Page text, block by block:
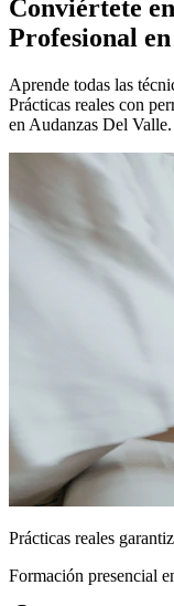
Conviértete en
Profesional
Aprende todas las
Prácticas reales con
en Audanzas Del Valle.
Prácticas reales
Formación presencial